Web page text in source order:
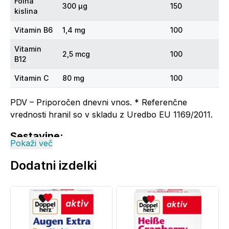
kislina
300 µg 150
Vitamin B6 1,4 mg 100
Vitamin
B12
2,5 mcg 100
Vitamin C 80 mg 100
PDV – Priporočen dnevni vnos. * Referenčne
vrednosti hranil so v skladu z Uredbo EU 1169/2011.
Sestavine:
askorbinska kislina (vitamin C), železov pirofosfat,
natrijeva karboksimetil celuloza (sredstvo za
zgostitev), aroma, piridoksinijev hidroklorid (vitamin
B6), magnezijeve soli maščobnih kislin (sredstvo proti
Pokaži več
Dodatni izdelki